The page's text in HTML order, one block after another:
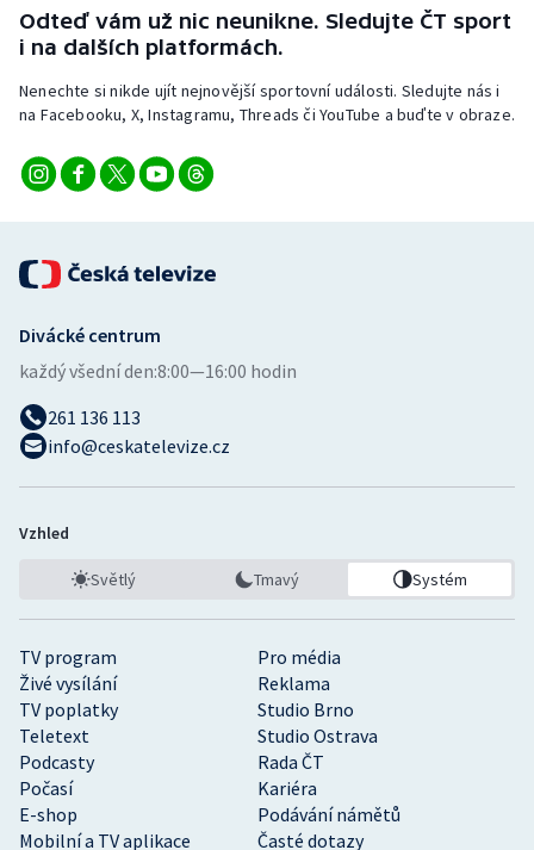
Odteď vám už nic neunikne. Sledujte ČT sport
i na dalších platformách.
Nenechte si nikde ujít nejnovější sportovní události. Sledujte nás i
na Facebooku, X, Instagramu, Threads či YouTube a buďte v obraze.
TV program
Pro média
Živé vysílání
Reklama
TV poplatky
Studio Brno
Teletext
Studio Ostrava
Podcasty
Rada ČT
Počasí
Kariéra
E-shop
Podávání námětů
Mobilní a TV aplikace
Časté dotazy
Divácké centrum
každý všední den:8:00—16:00 hodin
261 136 113
info@ceskatelevize.cz
Vzhled
Světlý Tmavý Systém